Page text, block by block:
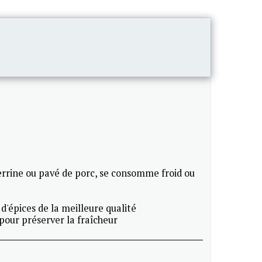
ou pavé de porc, se consomme froid ou
de la meilleure qualité
préserver la fraîcheur